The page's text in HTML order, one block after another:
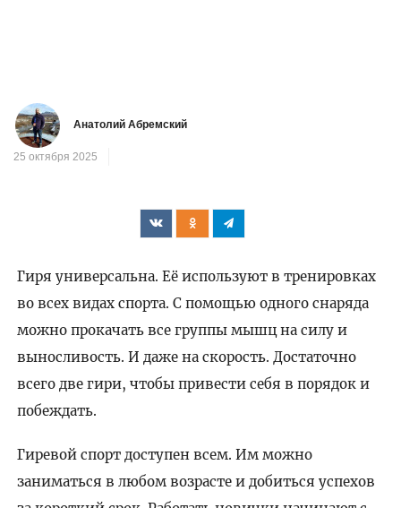
Анатолий Абремский
25 октября 2025
Гиря универсальна. Её используют в тренировках
во всех видах спорта. С помощью одного снаряда
можно прокачать все группы мышц на силу и
выносливость. И даже на скорость. Достаточно
всего две гири, чтобы привести себя в порядок и
побеждать.
Гиревой спорт доступен всем. Им можно
заниматься в любом возрасте и добиться успехов